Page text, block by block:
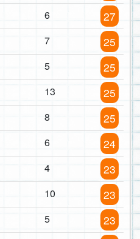
6 27
7 25
5 25
13 25
8 25
6 24
4 23
10 23
5 23